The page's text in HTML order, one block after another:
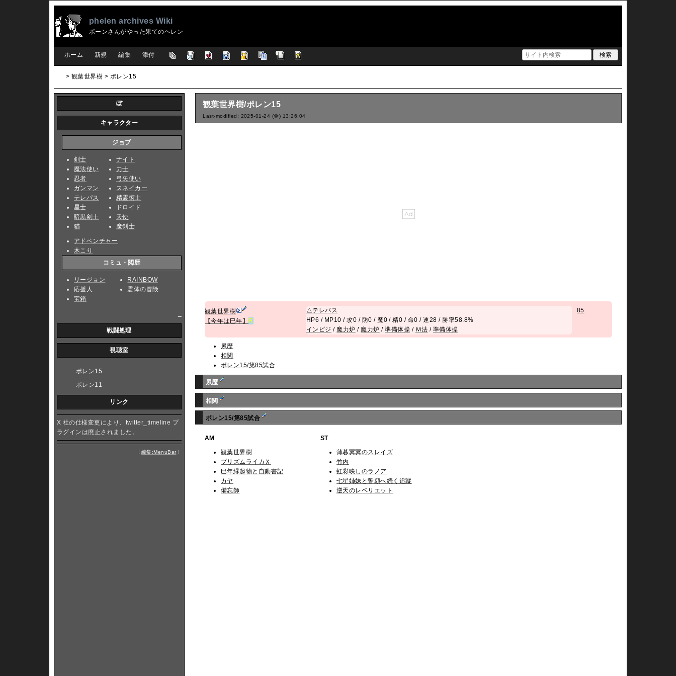
phelen archives Wiki
ポーンさんがやった果てのヘレン
ホーム 新規 編集 添付
> 観葉世界樹 > ポレン15
観葉世界樹/ポレン15
Last-modified: 2025-01-24 (金) 13:26:04
観葉世界樹
【今年は巳年】 R
△テレパス
HP6 / MP10 / 攻0 / 防0 / 魔0 / 精0 / 命0 / 速28 / 勝率58.8%
インビジ / 魔力炉 / 魔力炉 /準備体操 / Ｍ法 / 準備体操
85
累歴
相関
ポレン15/第85試合
累歴
相関
ポレン15/第85試合
AM
観葉世界樹
プリズムライカＸ
巳年縁起物と自動書記
カヤ
備忘師
ST
薄暮冥冥のスレイズ
竹内
虹彩映しのラノア
七星姉妹と誓願へ続く追蹤
逆天のレベリエット
ぽ
キャラクター
ジョブ
剣士
魔法使い
忍者
ガンマン
テレパス
星士
暗黒剣士
猫
ナイト
力士
弓矢使い
スネイカー
精霊術士
ドロイド
天使
魔剣士
アドベンチャー
木こり
コミュ・閲歴
リージョン
応援人
宝箱
RAINBOW
霊体の冒険
戦闘処理
視聴室
ポレン15
ポレン11-
リンク
X 社の仕様変更により、twitter_timeline プ
ラグインは廃止されました。
〔編集:MenuBar〕